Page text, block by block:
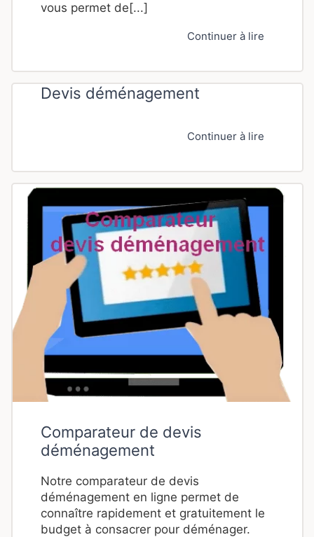
vous permet de[...]
Continuer à lire
Devis déménagement
Continuer à lire
Comparateur de devis
déménagement
Notre comparateur de devis
déménagement en ligne permet de
connaître rapidement et gratuitement le
budget à consacrer pour déménager.